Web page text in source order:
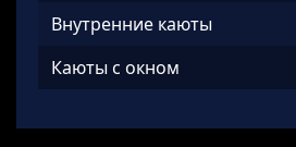
Внутренние каюты
Каюты с окном